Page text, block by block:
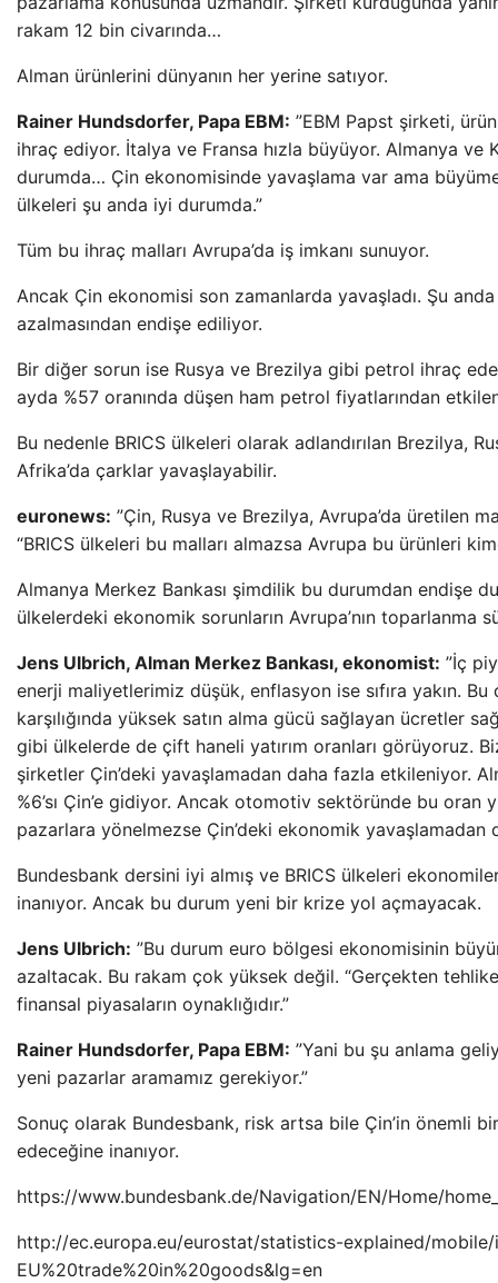
rakam 12 bin civarında…
Alman ürünlerini dünyanın her yerine satıyor.
Rainer Hundsdorfer, Papa EBM: ”EBM Papst şirketi,
ihraç ediyor. İtalya ve Fransa hızla büyüyor. Almanya ve
durumda… Çin ekonomisinde yavaşlama var ama
ülkeleri şu anda iyi durumda.”
Tüm bu ihraç malları Avrupa’da iş imkanı sunuyor.
Ancak Çin ekonomisi son zamanlarda yavaşladı. Şu
azalmasından endişe ediliyor.
Bir diğer sorun ise Rusya ve Brezilya gibi petrol ihraç
ayda %57 oranında düşen ham petrol fiyatlarından
Bu nedenle BRICS ülkeleri olarak adlandırılan Brezilya,
Afrika’da çarklar yavaşlayabilir.
euronews: ”Çin, Rusya ve Brezilya, Avrupa’da üretilen
“BRICS ülkeleri bu malları almazsa Avrupa bu ürünleri
Almanya Merkez Bankası şimdilik bu durumdan endişe
ülkelerdeki ekonomik sorunların Avrupa’nın toparlanma
Jens Ulbrich, Alman Merkez Bankası, ekonomist: ”İç
enerji maliyetlerimiz düşük, enflasyon ise sıfıra yakın.
karşılığında yüksek satın alma gücü sağlayan ücretler
gibi ülkelerde de çift haneli yatırım oranları görüyoruz.
şirketler Çin’deki yavaşlamadan daha fazla etkileniyor.
%6’sı Çin’e gidiyor. Ancak otomotiv sektöründe bu oran
pazarlara yönelmezse Çin’deki ekonomik yavaşlamadan
Bundesbank dersini iyi almış ve BRICS ülkeleri
inanıyor. Ancak bu durum yeni bir krize yol açmayacak.
Jens Ulbrich: ”Bu durum euro bölgesi ekonomisinin
azaltacak. Bu rakam çok yüksek değil. “Gerçekten
finansal piyasaların oynaklığıdır.”
Rainer Hundsdorfer, Papa EBM: ”Yani bu şu anlama
yeni pazarlar aramamız gerekiyor.”
Sonuç olarak Bundesbank, risk artsa bile Çin’in önemli
edeceğine inanıyor.
https://www.bundesbank.de/Navigation/EN/Home/
http://ec.europa.eu/eurostat/statistics-explained/
EU%20trade%20in%20goods&lg=en